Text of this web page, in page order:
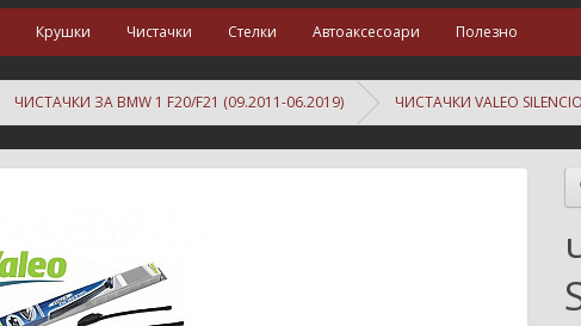
Крушки Чистачки Стелки Автоаксесоари Полезно
ЧИСТАЧКИ ЗА BMW 1 F20/F21 (09.2011-06.2019) ЧИСТАЧКИ VALEO